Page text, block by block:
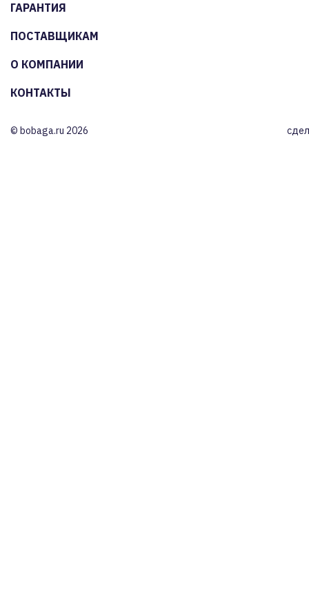
ГАРАНТИЯ
ПОСТАВЩИКАМ
О КОМПАНИИ
КОНТАКТЫ
© bobaga.ru 2026